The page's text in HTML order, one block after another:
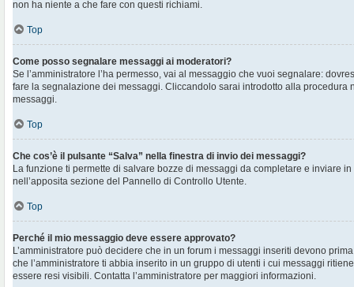
non ha niente a che fare con questi richiami.
Top
Come posso segnalare messaggi ai moderatori?
Se l’amministratore l’ha permesso, vai al messaggio che vuoi segnalare:
fare la segnalazione dei messaggi. Cliccandolo sarai introdotto alla procedura
messaggi.
Top
Che cos’è il pulsante “Salva” nella finestra di invio dei messaggi?
La funzione ti permette di salvare bozze di messaggi da completare e inviare
nell’apposita sezione del Pannello di Controllo Utente.
Top
Perché il mio messaggio deve essere approvato?
L’amministratore può decidere che in un forum i messaggi inseriti devono
che l’amministratore ti abbia inserito in un gruppo di utenti i cui messaggi
essere resi visibili. Contatta l’amministratore per maggiori informazioni.